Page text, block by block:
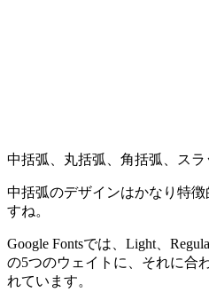
中括弧、丸括弧、角括弧、ス
中括弧のデザインはかなり特
すね。
Google Fontsでは、Light、
の5つのウェイトに、それに合
れています。